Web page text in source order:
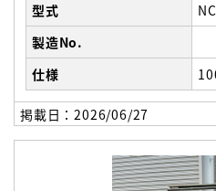
型式
製造No.
仕様
掲載日：2026/06/27